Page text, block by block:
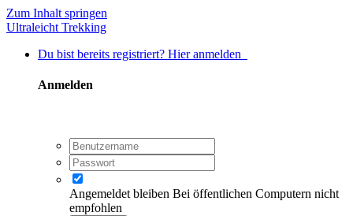
Zum Inhalt springen
Ultraleicht Trekking
Du bist bereits registriert? Hier anmelden
Anmelden
Angemeldet bleiben Bei öffentlichen Computern nicht
empfohlen